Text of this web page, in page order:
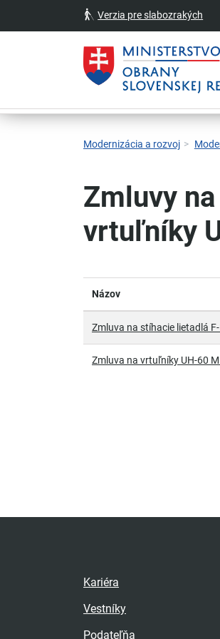
Skočiť na hlavnú navigáciu
Skočiť na obsah
Skočiť na bočný panel
Skočiť na pätičku
Kontakt
Prehlásenie o prístupnosti
Verzia pre slabozrakých
Modernizácia a rozvoj
Zmluvy
vrtuľníky
Názov
Zmluva na stíhacie lietadlá
Zmluva na vrtuľníky UH-60
Kariéra
Vestníky
Podateľňa